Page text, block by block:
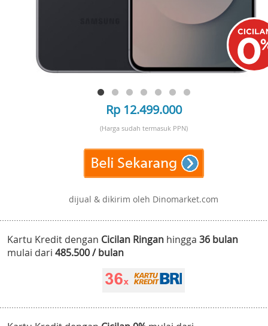
Rp 12.499.000
(Harga sudah termasuk PPN)
dijual & dikirim oleh Dinomarket.com
Kartu Kredit dengan Cicilan Ringan hingga 36 bulan
mulai dari 485.500 / bulan